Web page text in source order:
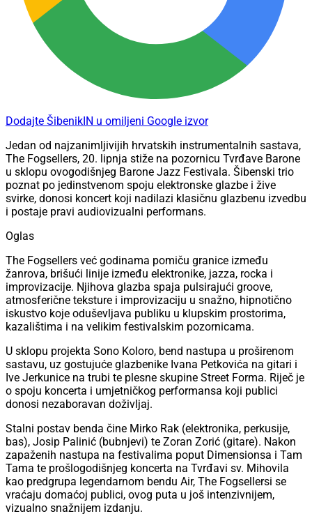
Dodajte ŠibenikIN u omiljeni Google izvor
Jedan od najzanimljivijih hrvatskih instrumentalnih sastava,
The Fogsellers, 20. lipnja stiže na pozornicu Tvrđave Barone
u sklopu ovogodišnjeg Barone Jazz Festivala. Šibenski trio
poznat po jedinstvenom spoju elektronske glazbe i žive
svirke, donosi koncert koji nadilazi klasičnu glazbenu izvedbu
i postaje pravi audiovizualni performans.
Oglas
The Fogsellers već godinama pomiču granice između
žanrova, brišući linije između elektronike, jazza, rocka i
improvizacije. Njihova glazba spaja pulsirajući groove,
atmosferične teksture i improvizaciju u snažno, hipnotično
iskustvo koje oduševljava publiku u klupskim prostorima,
kazalištima i na velikim festivalskim pozornicama.
U sklopu projekta Sono Koloro, bend nastupa u proširenom
sastavu, uz gostujuće glazbenike Ivana Petkovića na gitari i
Ive Jerkunice na trubi te plesne skupine Street Forma. Riječ je
o spoju koncerta i umjetničkog performansa koji publici
donosi nezaboravan doživljaj.
Stalni postav benda čine Mirko Rak (elektronika, perkusije,
bas), Josip Palinić (bubnjevi) te Zoran Zorić (gitare). Nakon
zapaženih nastupa na festivalima poput Dimensionsa i Tam
Tama te prošlogodišnjeg koncerta na Tvrđavi sv. Mihovila
kao predgrupa legendarnom bendu Air, The Fogsellersi se
vraćaju domaćoj publici, ovog puta u još intenzivnijem,
vizualno snažnijem izdanju.